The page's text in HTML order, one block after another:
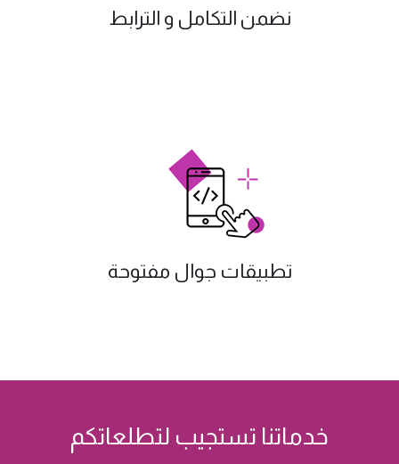
نضمن التكامل و الترابط
تطبيقات جوال مفتوحة
خدماتنا تستجيب لتطلعاتكم